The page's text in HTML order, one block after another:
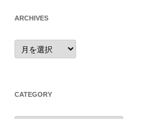
ARCHIVES
archives
CATEGORY